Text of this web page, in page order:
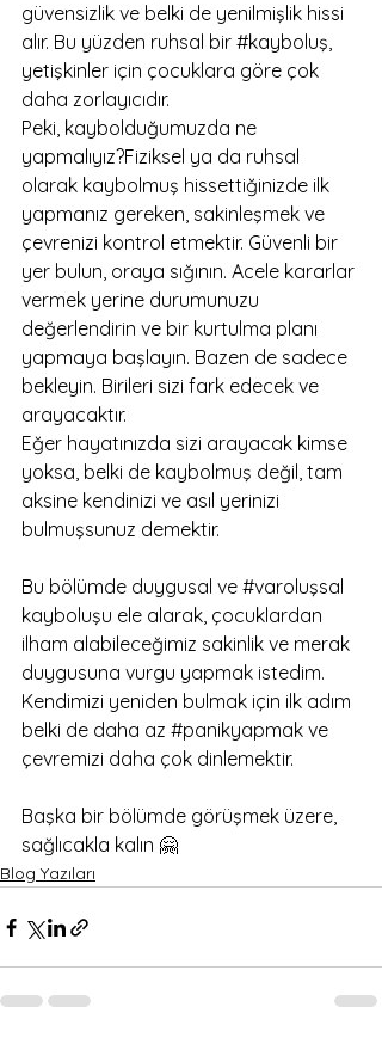
güvensizlik ve belki de yenilmişlik hissi
alır. Bu yüzden ruhsal bir #kayboluş,
yetişkinler için çocuklara göre çok
daha zorlayıcıdır.
Peki, kaybolduğumuzda ne
yapmalıyız?Fiziksel ya da ruhsal
olarak kaybolmuş hissettiğinizde ilk
yapmanız gereken, sakinleşmek ve
çevrenizi kontrol etmektir. Güvenli bir
yer bulun, oraya sığının. Acele kararlar
vermek yerine durumunuzu
değerlendirin ve bir kurtulma planı
yapmaya başlayın. Bazen de sadece
bekleyin. Birileri sizi fark edecek ve
arayacaktır.
Eğer hayatınızda sizi arayacak kimse
yoksa, belki de kaybolmuş değil, tam
aksine kendinizi ve asıl yerinizi
bulmuşsunuz demektir.
Bu bölümde duygusal ve #varoluşsal
kayboluşu ele alarak, çocuklardan
ilham alabileceğimiz sakinlik ve merak
duygusuna vurgu yapmak istedim.
Kendimizi yeniden bulmak için ilk adım
belki de daha az #panikyapmak ve
çevremizi daha çok dinlemektir.
Başka bir bölümde görüşmek üzere,
sağlıcakla kalın 🤗
Blog Yazıları